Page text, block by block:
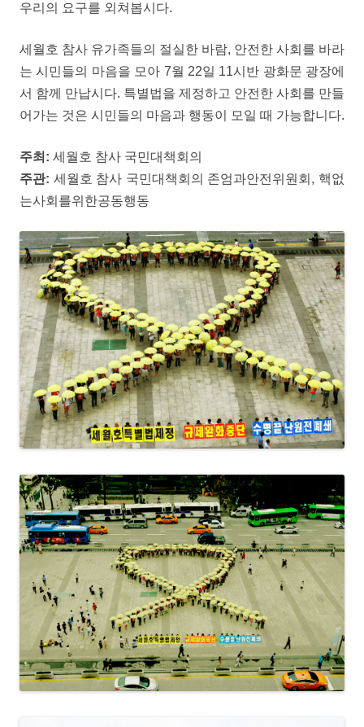
우리의 요구를 외쳐봅시다.
세월호 참사 유가족들의 절실한 바람, 안전한 사회를 바라
는 시민들의 마음을 모아 7월 22일 11시반 광화문 광장에
서 함께 만납시다. 특별법을 제정하고 안전한 사회를 만들
어가는 것은 시민들의 마음과 행동이 모일 때 가능합니다.
주최: 세월호 참사 국민대책회의
주관: 세월호 참사 국민대책회의 존엄과안전위원회, 핵없
는사회를위한공동행동